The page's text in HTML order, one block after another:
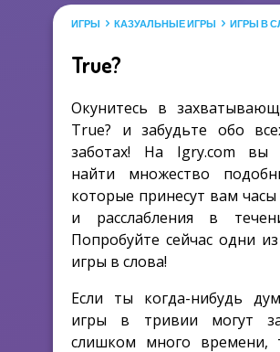
ИГРЫ КАЗУАЛЬНЫЕ ИГРЫ ИГРЫ В
True?
Окунитесь в
True? и забудьте обо
заботах! На Igry.com вы
найти множество
которые принесут вам часы
и расслабления в
Попробуйте сейчас одни
игры в слова!
Если ты когда-нибудь
игры в тривии могут
слишком много времени,